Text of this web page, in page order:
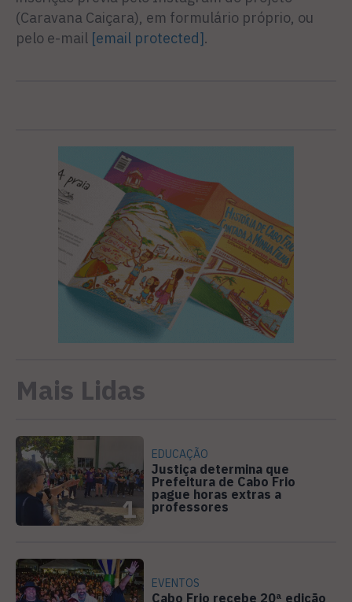
(Caravana Caiçara), em formulário próprio, ou
pelo e-mail [email protected].
Mais Lidas
1
EDUCAÇÃO
Justiça determina que
Prefeitura de Cabo Frio
pague horas extras a
professores
EVENTOS
Cabo Frio recebe 20ª edição